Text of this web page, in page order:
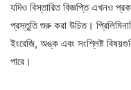
যদিও বিস্তারিত বিজ্ঞপ্তি এখনও
প্রস্তুতি শুরু করা উচিত।
ইংরেজি, অঙ্ক এবং সংশ্লিষ্ট
পারে।